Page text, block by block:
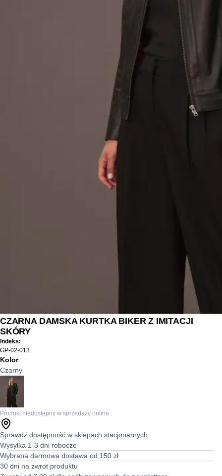
CZARNA DAMSKA KURTKA BIKER Z IMITACJI
SKÓRY
Indeks:
GP-02-013
Kolor
Czarny
Produkt niedostępny w sprzedaży online
Sprawdź dostępność w sklepach stacjonarnych
Wysyłka 1-3 dni robocze
Wybrana darmowa dostawa od 150 zł
30 dni na zwrot produktu